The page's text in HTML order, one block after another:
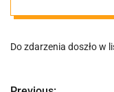
Do zdarzenia doszło w